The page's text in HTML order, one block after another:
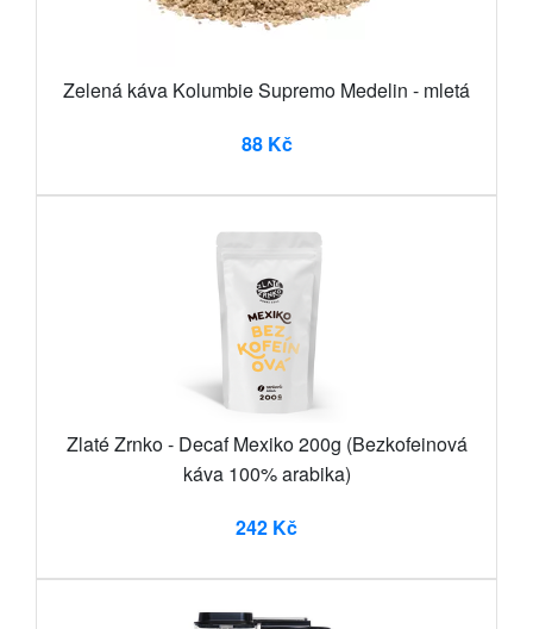
Zelená káva Kolumbie Supremo Medelin - mletá
88 Kč
Zlaté Zrnko - Decaf Mexiko 200g (Bezkofeinová
káva 100% arabika)
242 Kč